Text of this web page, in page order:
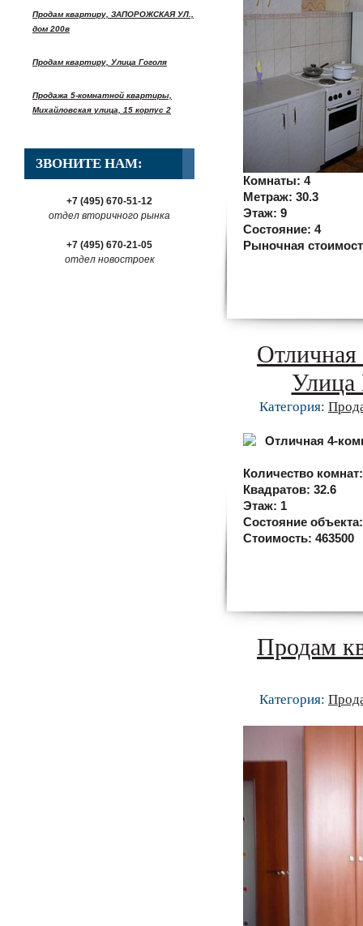
Продам квартиру, ЗАПОРОЖСКАЯ УЛ.,
дом 200в
Продам квартиру, Улица Гоголя
Продажа 5-комнатной квартиры,
Михайловская улица, 15 корпус 2
ЗВОНИТЕ НАМ:
+7 (495) 670-51-12
отдел вторичного рынка
+7 (495) 670-21-05
отдел новостроек
Комнаты: 4
Метраж: 30.3
Этаж: 9
Состояние: 4
Рыночная
Отличная
Улица
Категория:
Количество
Квадратов: 32.6
Этаж: 1
Состояние
Стоимость: 463500
Продам
Категория: